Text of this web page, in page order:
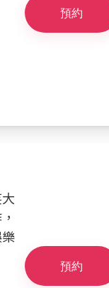
預約
預約